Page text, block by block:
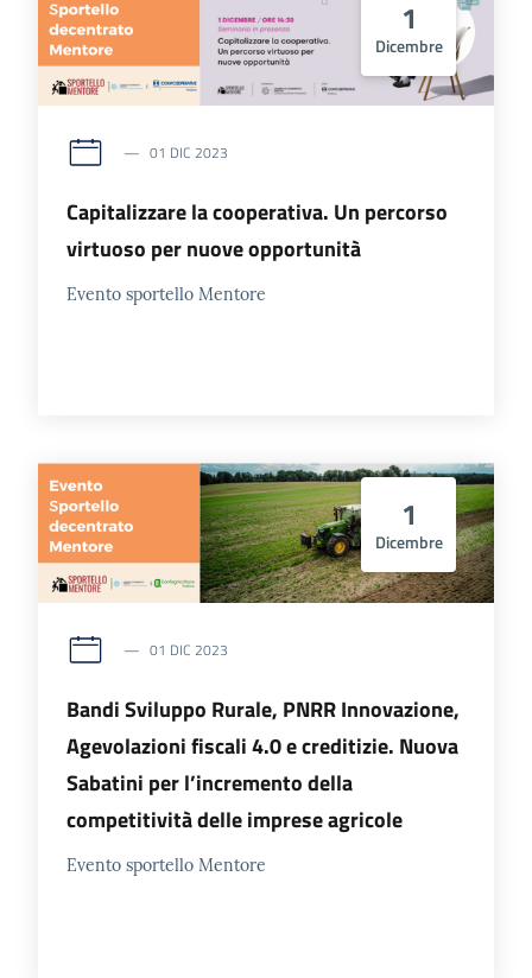
1
Dicembre
01 DIC 2023
Capitalizzare la cooperativa. Un percorso
virtuoso per nuove opportunità
Evento sportello Mentore
1
Dicembre
01 DIC 2023
Bandi Sviluppo Rurale, PNRR Innovazione,
Agevolazioni fiscali 4.0 e creditizie. Nuova
Sabatini per l’incremento della
competitività delle imprese agricole
Evento sportello Mentore